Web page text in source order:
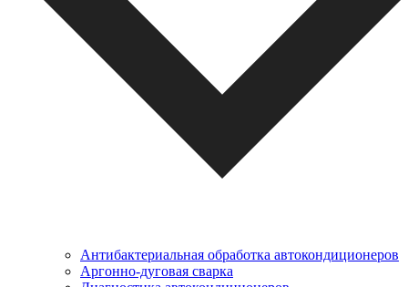
Антибактериальная обработка автокондиционеров
Аргонно-дуговая сварка